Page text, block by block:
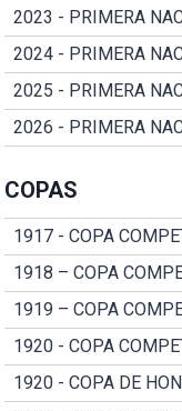
2023 - PRIMERA
2024 - PRIMERA
2025 - PRIMERA
2026 - PRIMERA
COPAS
1917 - COPA
1918 – COPA
1919 – COPA
1920 - COPA
1920 - COPA DE